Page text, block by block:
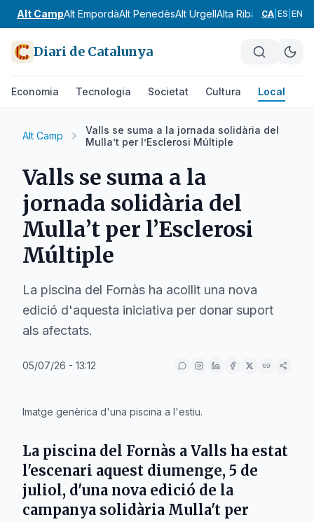
Alt CampAlt EmpordàAlt PenedèsAlt UrgellAlta RibagorçaAnoia
CA ES EN
Diari de Catalunya
Economia Tecnologia Societat Cultura Local
Alt Camp
Valls se suma a la jornada solidària del
Mulla’t per l’Esclerosi Múltiple
Valls se suma a la
jornada solidària del
Mulla’t per l’Esclerosi
Múltiple
La piscina del Fornàs ha acollit una nova
edició d'aquesta iniciativa per donar suport
als afectats.
05/07/26 - 13:12
Imatge genèrica d'una piscina a l'estiu.
La piscina del Fornàs a Valls ha estat
l'escenari aquest diumenge, 5 de
juliol, d'una nova edició de la
campanya solidària Mulla't per